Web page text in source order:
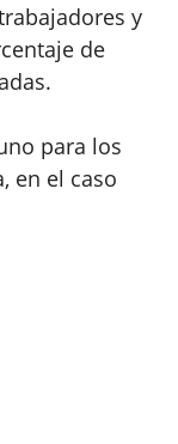
y
de
para los
en el caso